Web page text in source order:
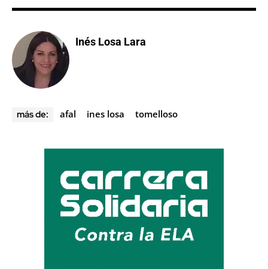
Inés Losa Lara
más de: afal ines losa tomelloso